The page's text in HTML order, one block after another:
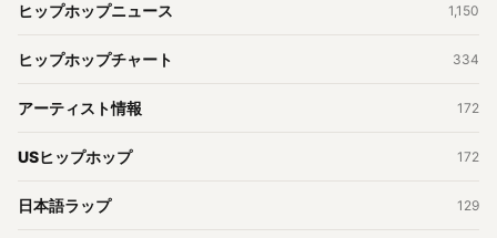
ヒップホップニュース 1,150
ヒップホップチャート 334
アーティスト情報 172
USヒップホップ 172
日本語ラップ 129